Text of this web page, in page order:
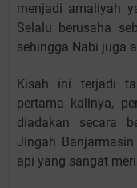
menjadi amaliyah
Selalu berusaha
sehingga Nabi juga
Kisah ini terjadi
pertama kalinya,
diadakan secara
Jingah
api yang sangat